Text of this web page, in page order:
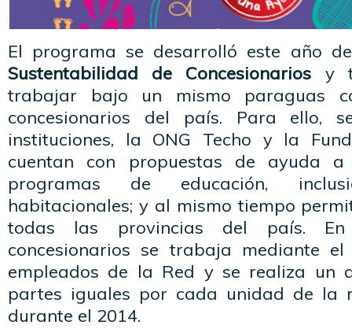
El programa se desarrolló este año
Sustentabilidad de Concesionarios y
trabajar bajo un mismo paraguas
concesionarios del país. Para ello,
instituciones, la ONG Techo y la
cuentan con propuestas de ayuda
programas de educación,
habitacionales; y al mismo tiempo
todas las provincias del país.
concesionarios se trabaja mediante
empleados de la Red y se realiza un
partes iguales por cada unidad de la
durante el 2014.